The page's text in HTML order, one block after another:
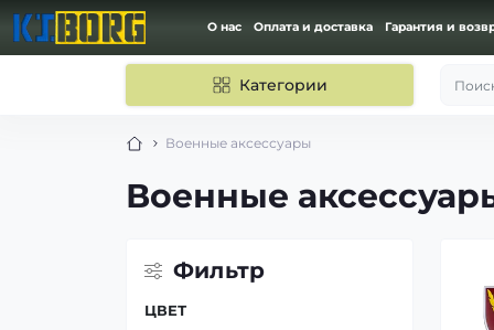
О нас Оплата и доставка Гарантия и
Категории
Военные аксессуары
Военные
Фильтр
ЦВЕТ